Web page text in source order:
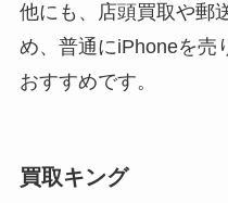
他にも、店頭買取や郵
め、普通にiPhoneを売
おすすめです。
買取キング